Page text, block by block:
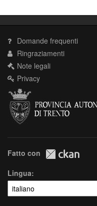
Domande frequenti
Ringraziamenti
Note legali
Privacy
Fatto con
Lingua